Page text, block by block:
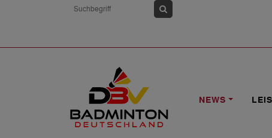
NEWS
NEWS
Para Badminton